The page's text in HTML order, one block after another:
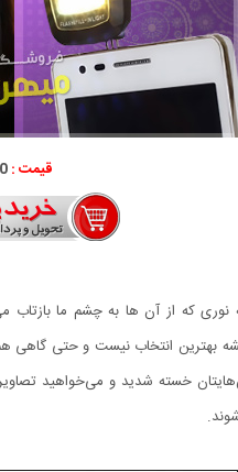
قیمت :
که از آن ها به چشم ما
خسته شدید و می‌خواهید